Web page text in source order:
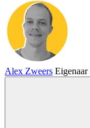
Alex Zweers